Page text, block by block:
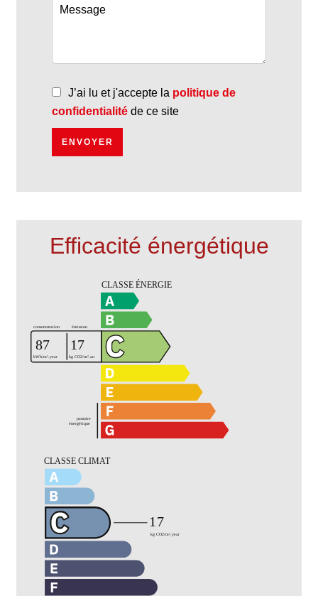
J’ai lu et j'accepte la politique de
confidentialité de ce site
ENVOYER
Efficacité énergétique